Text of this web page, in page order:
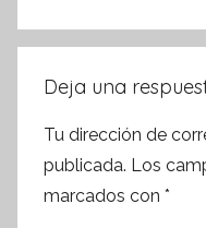
Deja una
Tu dirección de
publicada. Los
marcados con *